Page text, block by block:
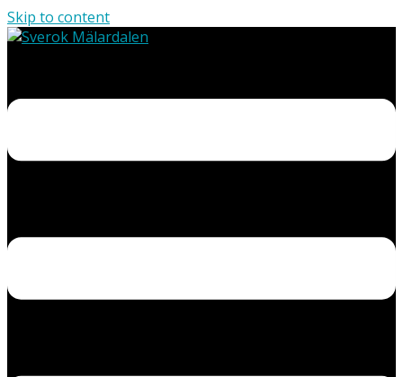
Skip to content